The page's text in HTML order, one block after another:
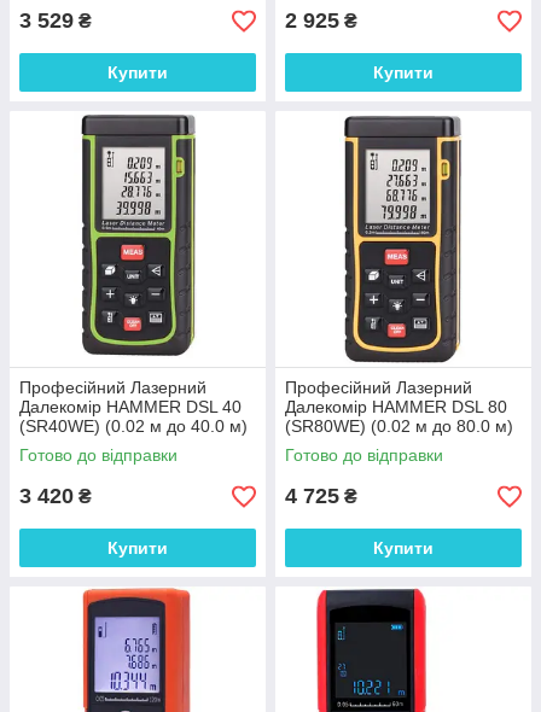
3 529 ₴
Купити
2 925 ₴
Купити
Професійний Лазерний
Далекомір HAMMER DSL 40
(SR40WE) (0.02 м до 40.0 м)
З-м V,S і Піфагором.
Готово до відправки
3 420 ₴
Купити
Професійний Лазерний
Далекомір HAMMER DSL 80
(SR80WE) (0.02 м до 80.0 м)
З-м V,S і по Піфагору.
Готово до відправки
4 725 ₴
Купити